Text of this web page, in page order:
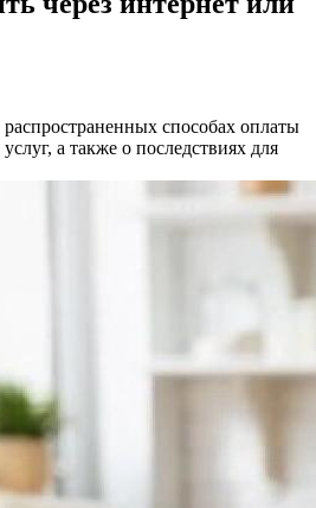
способах оплаты
а также о последствиях для